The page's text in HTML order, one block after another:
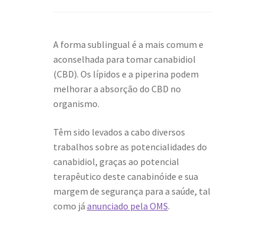
A forma sublingual é a mais comum e
aconselhada para tomar canabidiol
(CBD). Os lípidos e a piperina podem
melhorar a absorção do CBD no
organismo.
Têm sido levados a cabo diversos
trabalhos sobre as potencialidades do
canabidiol, graças ao potencial
terapêutico deste canabinóide e sua
margem de segurança para a saúde, tal
como já anunciado pela OMS.